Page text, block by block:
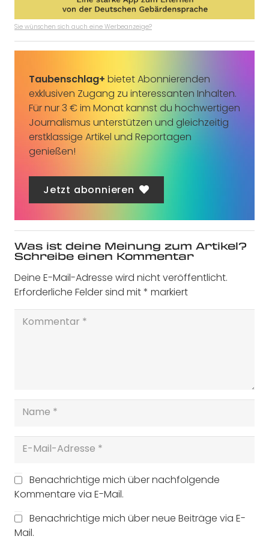
Sie wünschen sich auch eine Werbeanzeige?
Taubenschlag+ bietet Abonnierenden
exklusiven Zugang zu interessanten Inhalten.
Für nur 3 € im Monat kannst du hochwertigen
Journalismus unterstützen und gleichzeitig
erstklassige Artikel und Reportagen
genießen!
Jetzt abonnieren
Was ist deine Meinung zum Artikel?
Schreibe einen Kommentar
Deine E-Mail-Adresse wird nicht veröffentlicht.
Erforderliche Felder sind mit* markiert
Benachrichtige mich über nachfolgende
Kommentare via E-Mail.
Benachrichtige mich über neue Beiträge via E-
Mail.